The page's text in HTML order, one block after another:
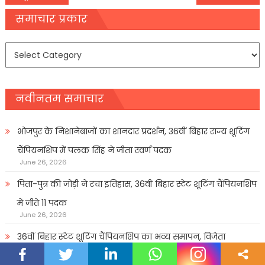
navigation
समाचार प्रकार
समाचार
नवीनतम समाचार
भोजपुर के निशानेबाजों का शानदार प्रदर्शन, 36वीं बिहार राज्य शूटिंग
चैंपियनशिप में पलक सिंह ने जीता स्वर्ण पदक
June 26, 2026
पिता-पुत्र की जोड़ी ने रचा इतिहास, 36वीं बिहार स्टेट शूटिंग चैंपियनशिप
में जीते 11 पदक
June 26, 2026
36वीं बिहार स्टेट शूटिंग चैंपियनशिप का भव्य समापन, विजेता
खिलाडिय़ों को किया गया सम्मानित